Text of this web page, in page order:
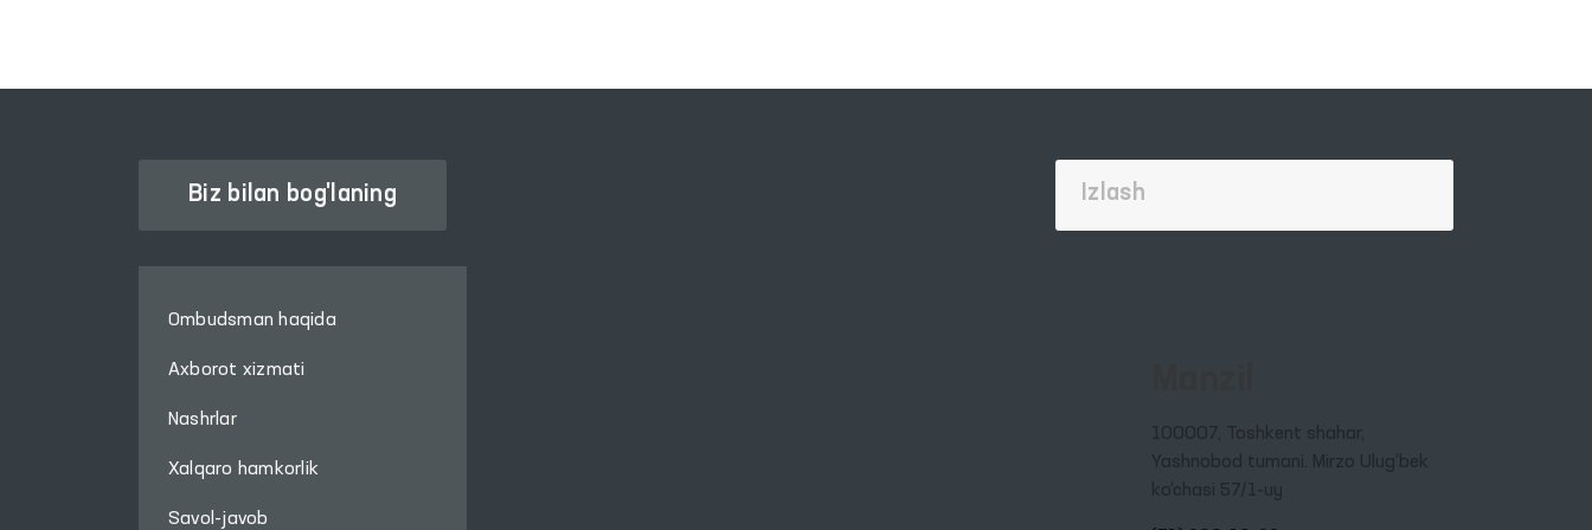
Biz bilan bog'laning
Ombudsman haqida
Axborot xizmati
Nashrlar
Xalqaro hamkorlik
Savol-javob
100007, Toshkent shahar,
Yashnobod tumani. Mirzo Ulug‘bek
ko‘chasi 57/1-uy